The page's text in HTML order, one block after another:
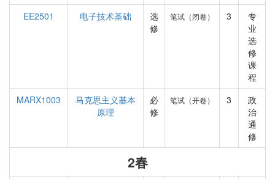
EE2501
电子技术基础
选
修
笔试（闭卷） 3
专
业
选
修
课
程
MARX1003
马克思主义基本
原理
必
修
笔试（开卷） 3
政
治
通
修
2春